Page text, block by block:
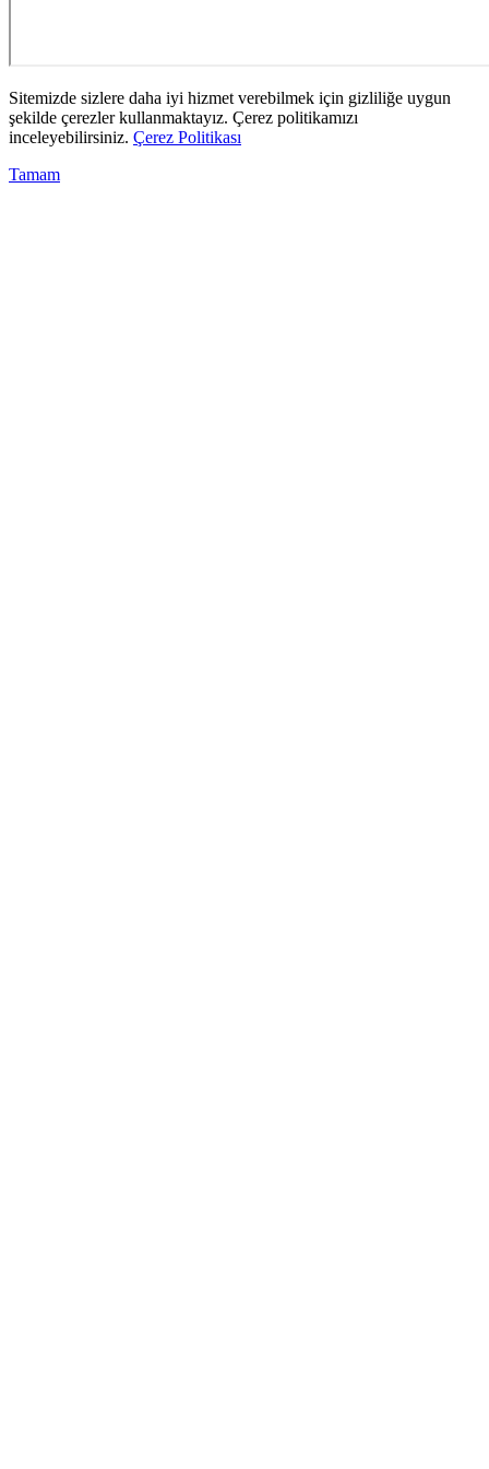
Sitemizde sizlere daha iyi hizmet verebilmek için gizliliğe uygun
şekilde çerezler kullanmaktayız. Çerez politikamızı
inceleyebilirsiniz. Çerez Politikası
Tamam